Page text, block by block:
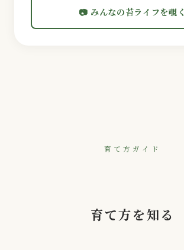
📷 みんなの苔ライフを覗く
育て方ガイド
育て方を知る